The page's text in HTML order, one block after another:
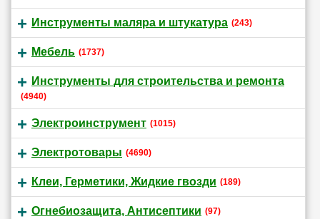
Инструменты маляра и штукатура (243)
Мебель (1737)
Инструменты для строительства и ремонта
(4940)
Электроинструмент (1015)
Электротовары (4690)
Клеи, Герметики, Жидкие гвозди (189)
Огнебиозащита, Антисептики (97)